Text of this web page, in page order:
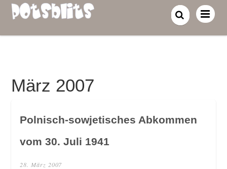
März 2007
Polnisch-sowjetisches Abkommen
vom 30. Juli 1941
28. März 2007